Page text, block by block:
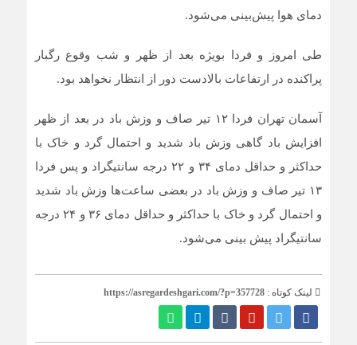
دمای هوا پیش‌بینی می‌شود.
طی امروز و فردا بویژه بعد از ظهر و شب وقوع رگبار
پراکنده در ارتفاعات بالادست دور از انتظار نخواهد بود.
آسمان تهران فردا ۱۲ تیر صاف و وزش باد در بعد از ظهر
افزایش باد گاهی وزش باد شدید و احتمال گرد و خاک با
حداکثر و حداقل دمای ۳۴ و ۲۲ درجه سانتیگراد و پس فردا
۱۳ تیر صاف و وزش باد در بعضی ساعت‌ها وزش باد شدید
و احتمال گرد و خاک با حداکثر و حداقل دمای ۳۶ و ۲۴ درجه
سانتیگراد پیش بینی می‌شود.
لینک کوتاه : https://asregardeshgari.com/?p=357728